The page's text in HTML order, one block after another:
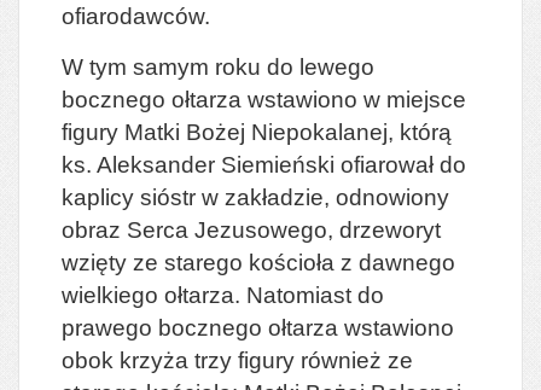
ofiarodawców.
W tym samym roku do lewego
bocznego ołtarza wstawiono w miejsce
figury Matki Bożej Niepokalanej, którą
ks. Aleksander Siemieński ofiarował do
kaplicy sióstr w zakładzie, odnowiony
obraz Serca Jezusowego, drzeworyt
wzięty ze starego kościoła z dawnego
wielkiego ołtarza. Natomiast do
prawego bocznego ołtarza wstawiono
obok krzyża trzy figury również ze